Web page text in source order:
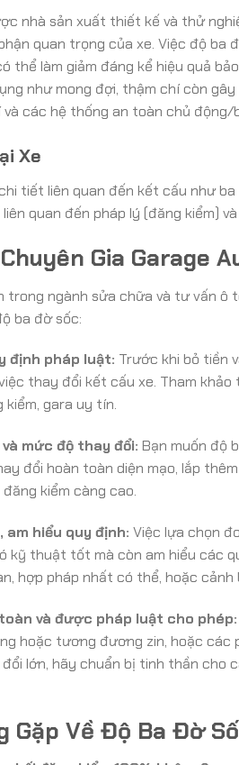
nhà sản xuất thiết kế và thử
quan trọng của xe. Việc độ
thể làm giảm đáng kể hiệu quả
như mong đợi, thậm chí còn
các hệ thống an toàn chủ động/
Xe
tiết liên quan đến kết cấu như
quan đến pháp lý (đăng kiểm)
Gia Garage
trong ngành sửa chữa và tư vấn
ba đờ sốc:
định pháp luật: Trước khi bỏ tiền
thay đổi kết cấu xe. Tham
gara uy tín.
mức độ thay đổi: Bạn muốn độ
đổi hoàn toàn diện mạo, lắp
kiểm càng cao.
hiểu quy định: Việc lựa chọn
kỹ thuật tốt mà còn am hiểu các
hợp pháp nhất có thể, hoặc cảnh
và được pháp luật cho phép:
hoặc tương đương zin, hoặc các
lớn, hãy chuẩn bị tinh thần cho
Gặp Về Độ Ba Đờ